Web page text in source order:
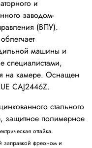
и
заводом-
(ВПУ).
машины и
специалистами,
на камере. Оснащен
CAJ2446Z.
стального
защитное полимерное
оттайка.
заправкой фреоном и